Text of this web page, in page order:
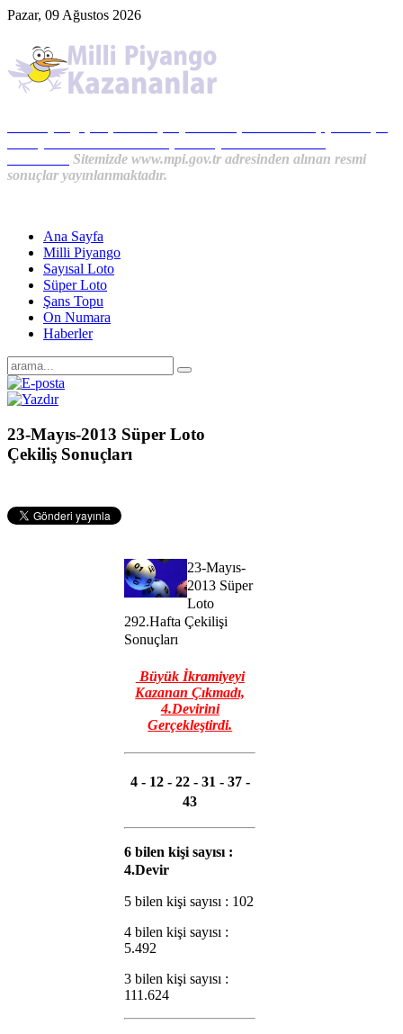
Pazar, 09 Ağustos 2026
Sitemizde www.mpi.gov.tr adresinden alınan resmi
sonuçlar yayınlanmaktadır.
Ana Sayfa
Milli Piyango
Sayısal Loto
Süper Loto
Şans Topu
On Numara
Haberler
23-Mayıs-2013 Süper Loto
Çekiliş Sonuçları
23-Mayıs-
2013 Süper
Loto
292.Hafta Çekilişi
Sonuçları
Büyük İkramiyeyi
Kazanan Çıkmadı,
4.Devirini
Gerçekleştirdi.
4 - 12 - 22 - 31 - 37 -
43
6 bilen kişi sayısı :
4.Devir
5 bilen kişi sayısı : 102
4 bilen kişi sayısı :
5.492
3 bilen kişi sayısı :
111.624